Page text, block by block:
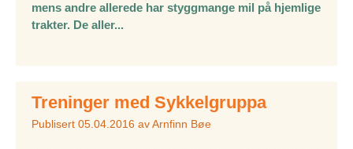
mens andre allerede har styggmange mil på hjemlige
trakter. De aller...
Treninger med Sykkelgruppa
Publisert 05.04.2016 avArnfinn Bøe